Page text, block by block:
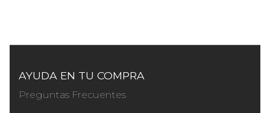
AYUDA EN TU COMPRA
Preguntas Frecuentes